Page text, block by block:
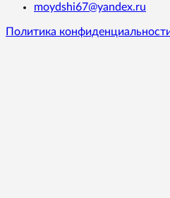
moydshi67@yandex.ru
Политика